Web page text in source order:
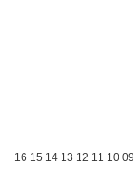
16 15 14 13 12 11 10